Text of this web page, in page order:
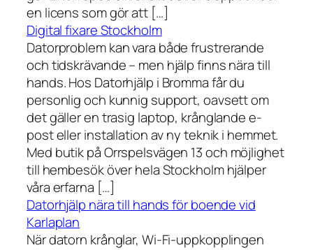
en licens som gör att […]
Digital fixare Stockholm
Datorproblem kan vara både frustrerande
och tidskrävande – men hjälp finns nära till
hands. Hos Datorhjälp i Bromma får du
personlig och kunnig support, oavsett om
det gäller en trasig laptop, krånglande e-
post eller installation av ny teknik i hemmet.
Med butik på Orrspelsvägen 13 och möjlighet
till hembesök över hela Stockholm hjälper
våra erfarna […]
Datorhjälp nära till hands för boende vid
Karlaplan
När datorn krånglar, Wi-Fi-uppkopplingen